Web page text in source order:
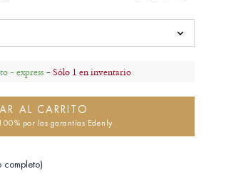
- express -Sólo 1 en inventario
AL CARRITO
por las garantías Edenly
completo)